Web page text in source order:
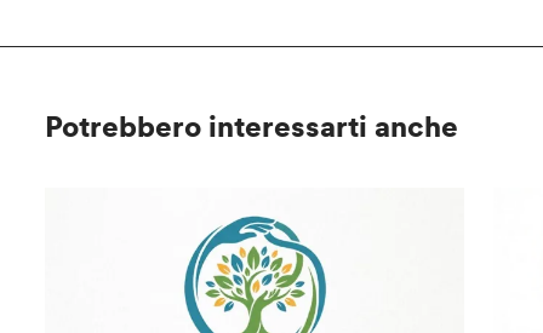
Potrebbero interessarti anche